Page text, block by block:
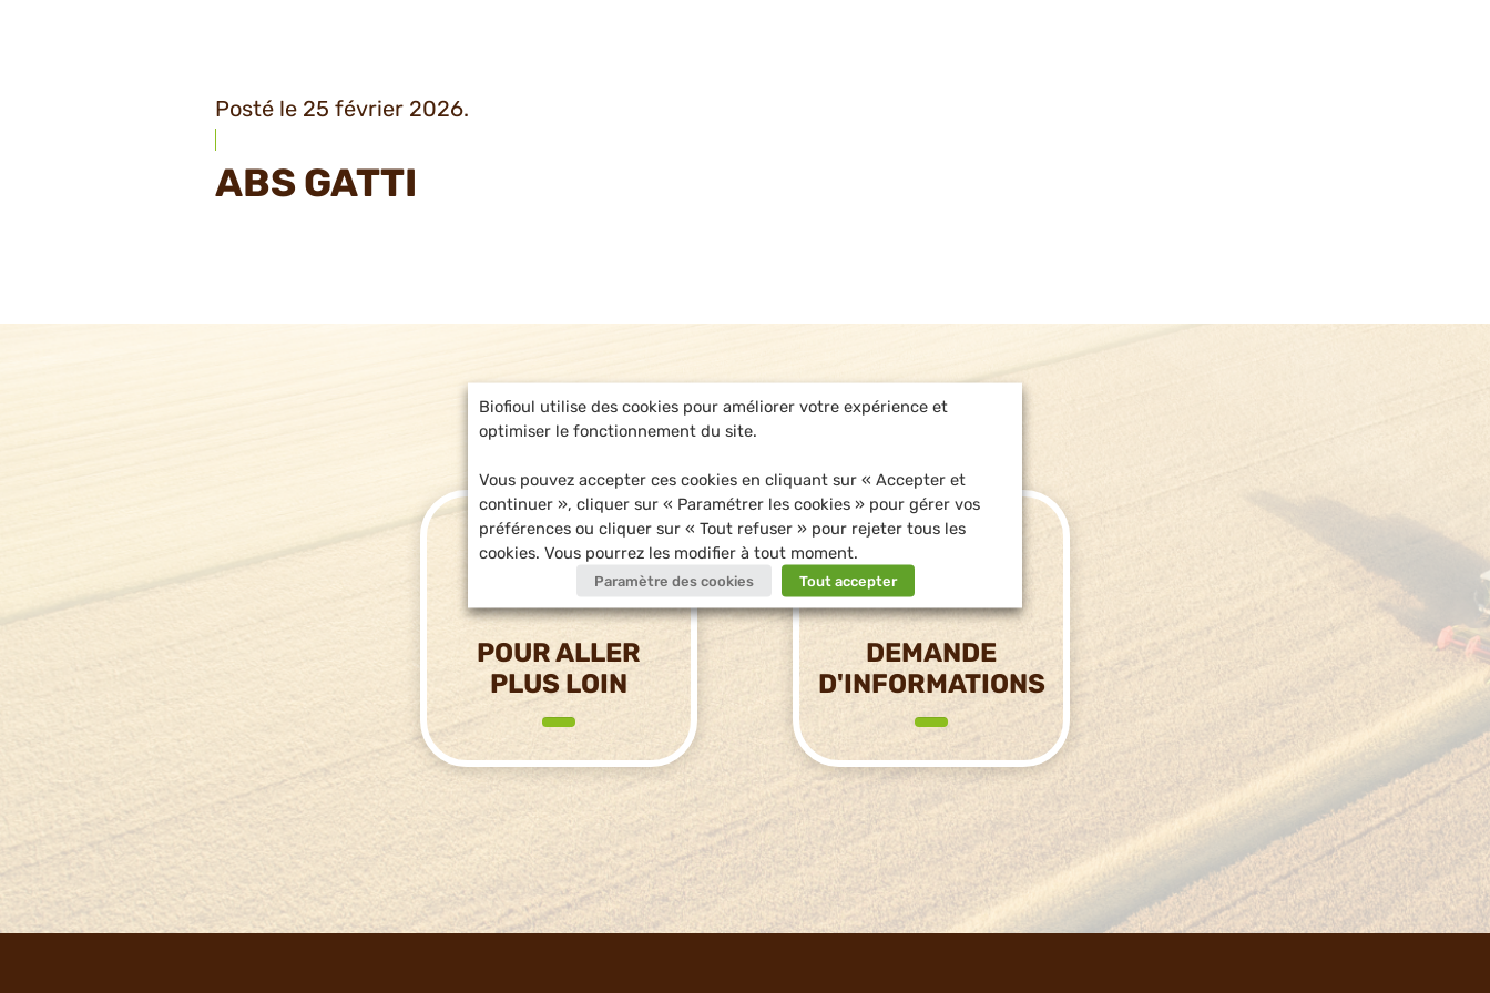
Posté le 25 février 2026.
ABS GATTI
POUR ALLER
PLUS LOIN
DEMANDE
D'INFORMATIONS
Biofioul utilise des cookies pour améliorer votre expérience et
optimiser le fonctionnement du site.
Vous pouvez accepter ces cookies en cliquant sur « Accepter et
continuer », cliquer sur « Paramétrer les cookies » pour gérer vos
préférences ou cliquer sur « Tout refuser » pour rejeter tous les
cookies. Vous pourrez les modifier à tout moment.
Paramètre des cookies Tout accepter